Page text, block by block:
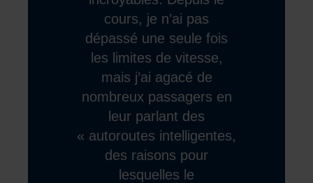
cours, je n’ai pas
dépassé une seule fois
les limites de vitesse,
mais j’ai agacé de
nombreux passagers en
leur parlant des
« autoroutes intelligentes,
des raisons pour
lesquelles le